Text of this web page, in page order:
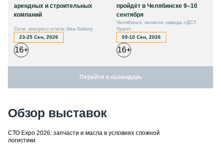
арендных и строительных
компаний
Сочи, конгресс-отель Sea Galaxy
23-25 Сен, 2026
16+
пройдёт в Челябинске 9–10
сентября
Челябинск, полигон завода «ДСТ
Урал»
09-10 Сен, 2026
16+
Перейти в календарь
Обзор выставок
СТО Expo 2026: запчасти и масла в условиях сложной
логистики